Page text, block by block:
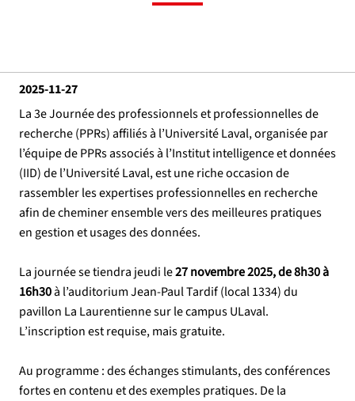
2025-11-27
La 3e Journée des professionnels et professionnelles de
recherche (PPRs) affiliés à l’Université Laval, organisée par
l’équipe de PPRs associés à l’Institut intelligence et données
(IID) de l’Université Laval, est une riche occasion de
rassembler les expertises professionnelles en recherche
afin de cheminer ensemble vers des meilleures pratiques
en gestion et usages des données.
La journée se tiendra jeudi le27 novembre 2025, de 8h30 à
16h30à l’auditorium Jean-Paul Tardif (local 1334) du
pavillon La Laurentienne sur le campus ULaval.
L’inscription est requise, mais gratuite.
Au programme : des échanges stimulants, des conférences
fortes en contenu et des exemples pratiques. De la